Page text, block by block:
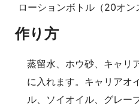
ローションボトル（20オン
作り方
蒸留水、ホウ砂、キャリ
に入れます。キャリアオ
ル、ソイオイル、グレー